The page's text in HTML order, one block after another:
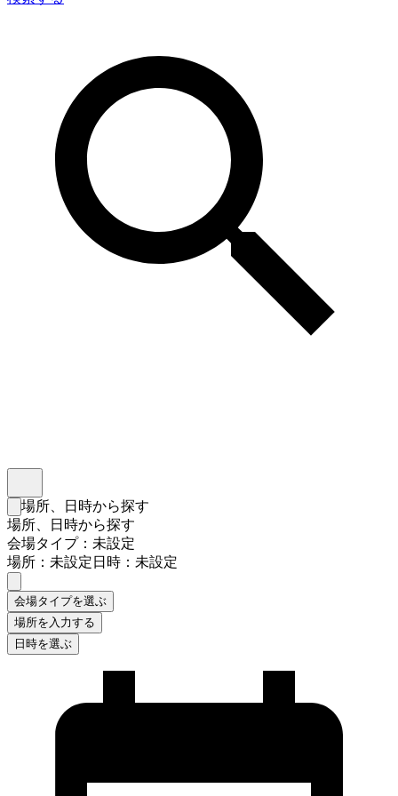
検索フォームを閉じる
場所、日時から探す
場所、日時から探す
会場タイプ：未設定
場所：未設定日時：未設定
会場タイプを選ぶ
場所を入力する
日時を選ぶ